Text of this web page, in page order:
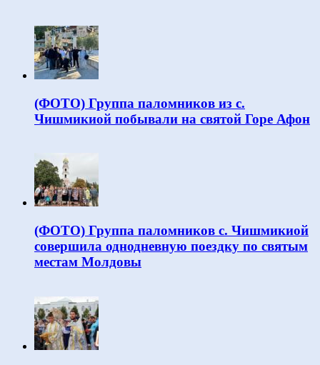
(ФОТО) Группа паломников из с.
Чишмикиой побывали на святой Горе Афон
(ФОТО) Группа паломников с. Чишмикиой
совершила однодневную поездку по святым
местам Молдовы